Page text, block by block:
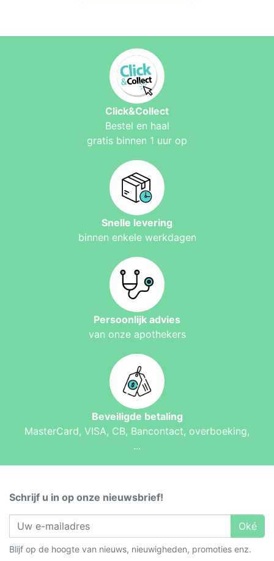
Click&Collect
Bestel en haal
gratis binnen 1 uur op
Snelle levering
binnen enkele werkdagen
Persoonlijk advies
van onze apothekers
Beveiligde betaling
MasterCard, VISA, CB, Bancontact, overboeking,
...
Schrijf u in op onze nieuwsbrief!
Oké
Blijf op de hoogte van nieuws, nieuwigheden, promoties enz.